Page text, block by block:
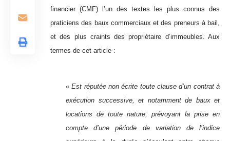
financier (CMF) l’un des textes les plus connus des
praticiens des baux commerciaux et des preneurs à bail,
et des plus craints des propriétaire d’immeubles. Aux
termes de cet article :
«Est réputée non écrite toute clause d’un contrat à
exécution successive, et notamment de baux et
locations de toute nature, prévoyant la prise en
compte d’une période de variation de l’indice